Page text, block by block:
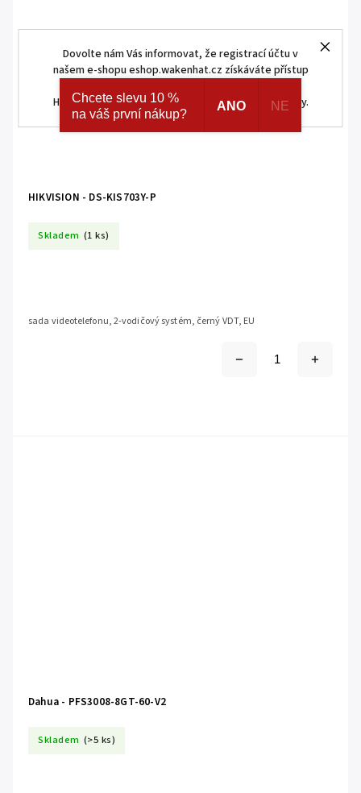
Dovolte nám Vás informovat, že registrací účtu v
našem e-shopu eshop.wakenhat.cz získáváte přístup
HOMEMATIC IP. Navíc registrací získáváte různé slevy.
HIKVISION - DS-KIS703Y-P
Skladem (1 ks)
sada videotelefonu, 2-vodičový systém, černý VDT, EU
Dahua - PFS3008-8GT-60-V2
Skladem (>5 ks)
Chcete slevu 10 %
na váš první nákup?
ANO NE